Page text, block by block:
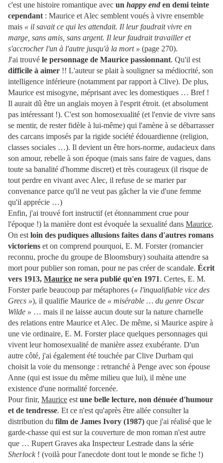
c'est une histoire romantique avec un happy end en demi teinte
cependant : Maurice et Alec semblent voués à vivre ensemble
mais « il savait ce qui les attendait. Il leur faudrait vivre en
marge, sans amis, sans argent. Il leur faudrait travailler et
s'accrocher l'un à l'autre jusqu'à la mort » (page 270).
J'ai trouvé le personnage de Maurice passionnant. Qu'il est
difficile à aimer !! L'auteur se plait à souligner sa médiocrité, son
intelligence inférieure (notamment par rapport à Clive). De plus,
Maurice est misogyne, méprisant avec les domestiques … Bref !
Il aurait dû être un anglais moyen à l'esprit étroit. (et absolument
pas intéressant !). C'est son homosexualité (et l'envie de vivre sans
se mentir, de rester fidèle à lui-même) qui l'amène à se débarrasser
des carcans imposés par la rigide société édouardienne (religion,
classes sociales …). Il devient un être hors-norme, audacieux dans
son amour, rebelle à son époque (mais sans faire de vagues, dans
toute sa banalité d'homme discret) et très courageux (il risque de
tout perdre en vivant avec Alec, il refuse de se marier par
convenance parce qu'il ne veut pas gâcher la vie d'une femme
qu'il apprécie …)
Enfin, j'ai trouvé fort instructif (et étonnamment crue pour
l'époque !) la manière dont est évoquée la sexualité dans Maurice.
On est loin des pudiques allusions faites dans d'autres romans
victoriens et on comprend pourquoi, E. M. Forster (romancier
reconnu, proche du groupe de Bloomsbury) souhaita attendre sa
mort pour publier son roman, pour ne pas créer de scandale. Écrit
vers 1913, Maurice ne sera publié qu'en 1971. Certes, E. M.
Forster parle beaucoup par métaphores (« l'inqualifiable vice des
Grecs »), il qualifie Maurice de « misérable … du genre Oscar
Wilde » … mais il ne laisse aucun doute sur la nature charnelle
des relations entre Maurice et Alec. De même, si Maurice aspire à
une vie ordinaire, E. M. Forster place quelques personnages qui
vivent leur homosexualité de manière assez exubérante. D'un
autre côté, j'ai également été touchée par Clive Durham qui
choisit la voie du mensonge : retranché à Penge avec son épouse
Anne (qui est issue du même milieu que lui), il mène une
existence d'une normalité forcenée.
Pour finir, Maurice est une belle lecture, non dénuée d'humour
et de tendresse. Et ce n'est qu'après être allée consulter la
distribution du film de James Ivory (1987) que j'ai réalisé que le
garde-chasse qui est sur la couverture de mon roman n'est autre
que … Rupert Graves aka Inspecteur Lestrade dans la série
Sherlock! (voilà pour l'anecdote dont tout le monde se fiche !)